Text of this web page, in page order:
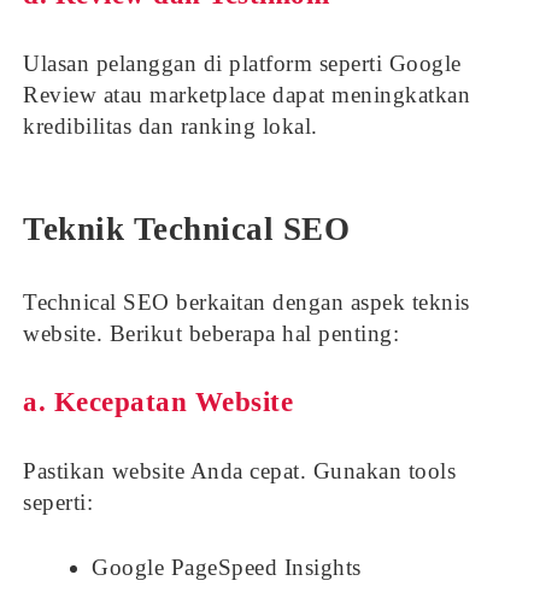
Ulasan pelanggan di platform seperti Google
Review atau marketplace dapat meningkatkan
kredibilitas dan ranking lokal.
Teknik Technical SEO
Technical SEO berkaitan dengan aspek teknis
website. Berikut beberapa hal penting:
a. Kecepatan Website
Pastikan website Anda cepat. Gunakan tools
seperti:
Google PageSpeed Insights